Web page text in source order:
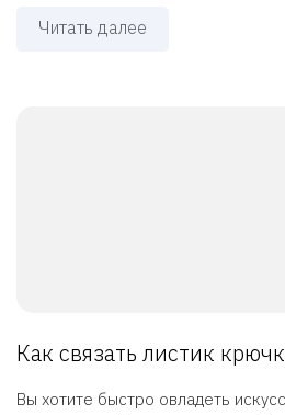
Читать далее
Как связать листик
Вы хотите быстро овладеть